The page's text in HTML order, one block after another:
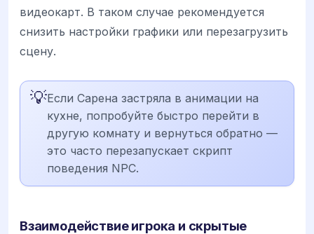
видеокарт. В таком случае рекомендуется
снизить настройки графики или перезагрузить
сцену.
💡Если Сарена застряла в анимации на
кухне, попробуйте быстро перейти в
другую комнату и вернуться обратно —
это часто перезапускает скрипт
поведения NPC.
Взаимодействие игрока и скрытые